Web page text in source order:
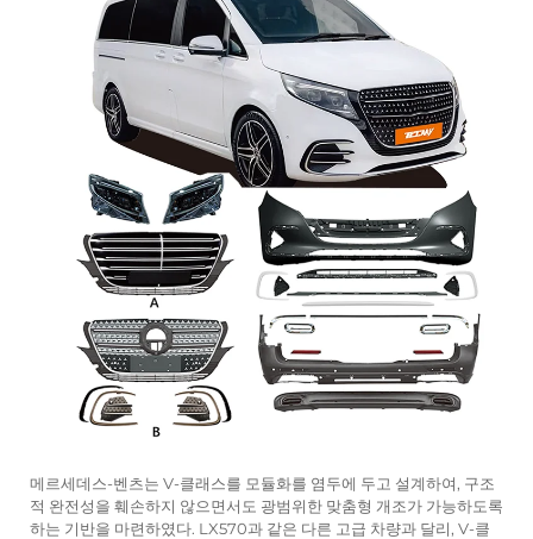
메르세데스-벤츠는 V-클래스를 모듈화를 염두에 두고 설계하여, 구조
적 완전성을 훼손하지 않으면서도 광범위한 맞춤형 개조가 가능하도록
하는 기반을 마련하였다. LX570과 같은 다른 고급 차량과 달리, V-클